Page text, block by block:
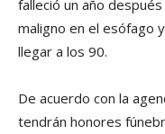
falleció un año
maligno en el esófago
llegar a los 90.
De acuerdo con la
tendrán honores